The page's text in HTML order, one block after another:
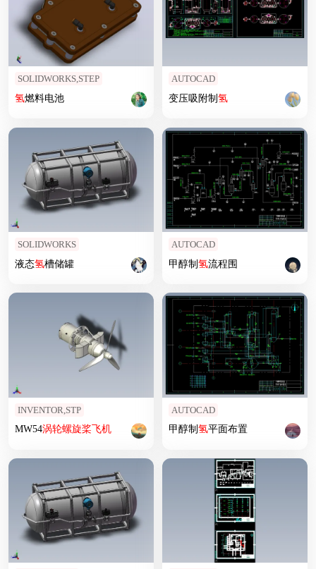
SOLIDWORKS,STEP
氢燃料电池
AUTOCAD
变压吸附制氢
SOLIDWORKS
液态氢槽储罐
AUTOCAD
甲醇制氢流程围
INVENTOR,STP
MW54涡轮螺旋桨飞机
AUTOCAD
甲醇制氢平面布置